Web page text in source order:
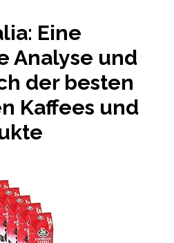
Eine
Analyse und
der besten
Kaffees und